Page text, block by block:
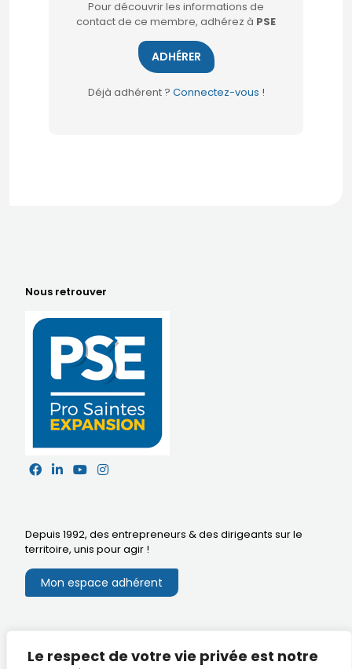
Le respect de votre vie privée est notre
Pour découvrir les informations de
contact de ce membre, adhérez à PSE
ADHÉRER
Déjà adhérent ? Connectez-vous !
Nous retrouver
Depuis 1992, des entrepreneurs & des dirigeants sur le
territoire, unis pour agir !
Mon espace adhérent
Extranet du CA